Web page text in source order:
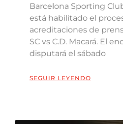
Barcelona Sporting
está habilitado el
acreditaciones de
SC vs C.D. Macará. El
disputará el sábado
SEGUIR LEYENDO